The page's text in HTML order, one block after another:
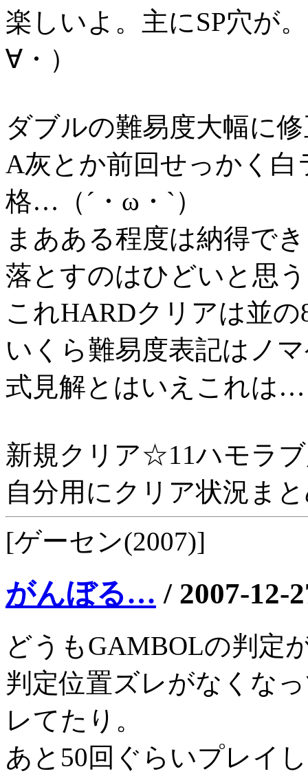
楽しいよ。主にSP穴が
∀・）
ダブルの難易度大幅に
A灰とか前回せっかく
格…（´・ω・`）
まあある程度は納得で
落とすのはひどいと思
これHARDクリアは並
いくら難易度表記はノ
式見解とはいえこれは…
新規クリア☆11ハモラ
自分用にクリア状況ま
[ゲーセン(2007)]
がんぼる… / 2007-12-
どうもGAMBOLの判定
判定位置ズレがなくな
レてたり。
あと50回ぐらいプレイ